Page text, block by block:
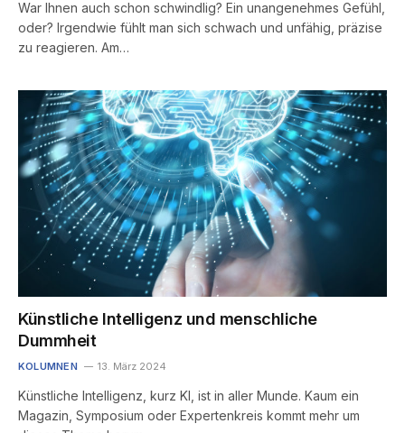
War Ihnen auch schon schwindlig? Ein unangenehmes Gefühl,
oder? Irgendwie fühlt man sich schwach und unfähig, präzise
zu reagieren. Am…
Künstliche Intelligenz und menschliche
Dummheit
KOLUMNEN 13. März 2024
Künstliche Intelligenz, kurz KI, ist in aller Munde. Kaum ein
Magazin, Symposium oder Expertenkreis kommt mehr um